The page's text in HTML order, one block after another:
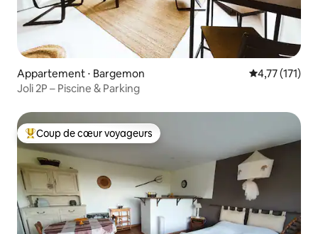
Appartement ⋅ Bargemon Évaluation
4,77 (171)
Joli 2P – Piscine & Parking
Coups de cœur voyageurs les plus appréciés
Coup de cœur voyageurs